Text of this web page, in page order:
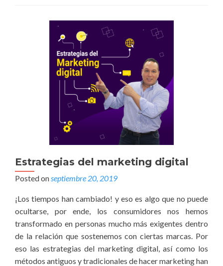
Estrategias del marketing digital
Posted onseptiembre 20, 2019
¡Los tiempos han cambiado! y eso es algo que no puede
ocultarse, por ende, los consumidores nos hemos
transformado en personas mucho más exigentes dentro
de la relación que sostenemos con ciertas marcas. Por
eso las estrategias del marketing digital, así como los
métodos antiguos y tradicionales de hacer marketing han